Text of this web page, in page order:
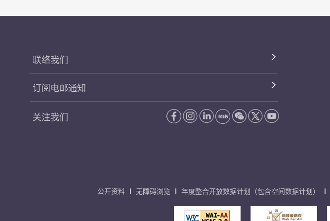
联络我们
订阅电邮通知
关注我们
公开资料 无障碍浏览 年度整合开放数据计划（包含空间数据计划）